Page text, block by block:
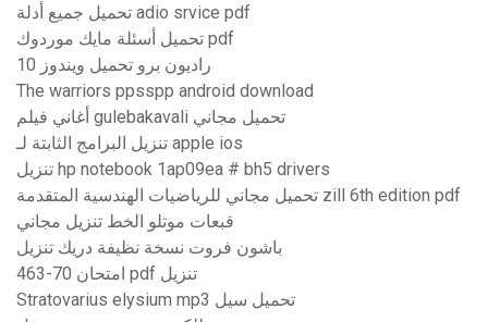
تحميل جميع أدلة adio srvice pdf
تحميل أسئلة مايك موردوك pdf
راديون برو تحميل ويندوز 10
The warriors ppsspp android download
أغاني فيلم gulebakavali تحميل مجاني
تنزيل البرامج الثابتة لـ apple ios
تنزيل hp notebook 1ap09ea # bh5 drivers
تحميل مجاني للرياضيات الهندسية المتقدمة zill 6th edition pdf
قبعات موتلو الخط تنزيل مجاني
باشون فروت نسخة نظيفة دريك تنزيل
امتحان 70-463 pdf تنزيل
Stratovarius elysium mp3 تحميل سيل